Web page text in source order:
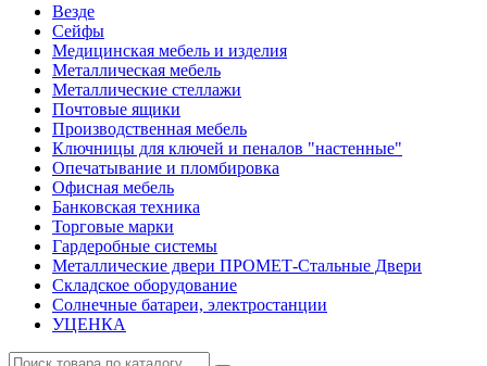
Везде
Сейфы
Медицинская мебель и изделия
Металлическая мебель
Металлические стеллажи
Почтовые ящики
Производственная мебель
Ключницы для ключей и пеналов "настенные"
Опечатывание и пломбировка
Офисная мебель
Банковская техника
Торговые марки
Гардеробные системы
Металлические двери ПРОМЕТ-Стальные Двери
Складское оборудование
Солнечные батареи, электростанции
УЦЕНКА